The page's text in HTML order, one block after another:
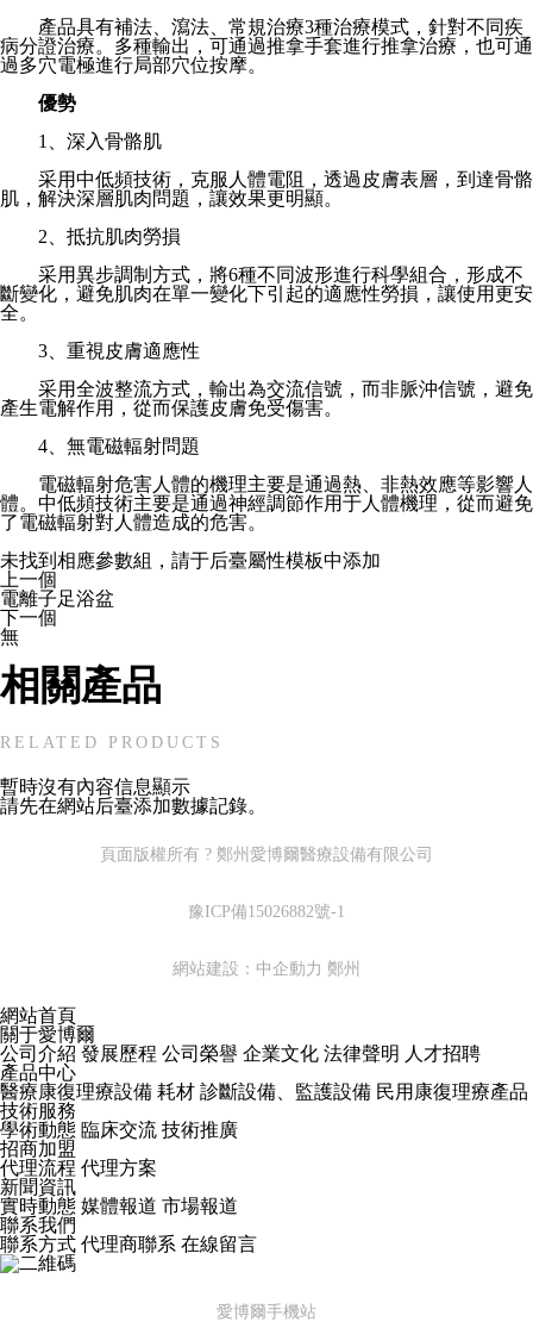
產品具有補法、瀉法、常規治療3種治療模式，針對不同疾
病分證治療。多種輸出，可通過推拿手套進行推拿治療，也可通
過多穴電極進行局部穴位按摩。
優勢
1、深入骨骼肌
采用中低頻技術，克服人體電阻，透過皮膚表層，到達骨骼
肌，解決深層肌肉問題，讓效果更明顯。
2、抵抗肌肉勞損
采用異步調制方式，將6種不同波形進行科學組合，形成不
斷變化，避免肌肉在單一變化下引起的適應性勞損，讓使用更安
全。
3、重視皮膚適應性
采用全波整流方式，輸出為交流信號，而非脈沖信號，避免
產生電解作用，從而保護皮膚免受傷害。
4、無電磁輻射問題
電磁輻射危害人體的機理主要是通過熱、非熱效應等影響人
體。中低頻技術主要是通過神經調節作用于人體機理，從而避免
了電磁輻射對人體造成的危害。
未找到相應參數組，請于后臺屬性模板中添加
上一個
電離子足浴盆
下一個
無
相關產品
RELATED PRODUCTS
暫時沒有內容信息顯示
請先在網站后臺添加數據記錄。
頁面版權所有 ? 鄭州愛博爾醫療設備有限公司
豫ICP備15026882號-1
網站建設：中企動力 鄭州
網站首頁
關于愛博爾
公司介紹 發展歷程 公司榮譽 企業文化 法律聲明 人才招聘
產品中心
醫療康復理療設備 耗材 診斷設備、監護設備 民用康復理療產品
技術服務
學術動態 臨床交流 技術推廣
招商加盟
代理流程 代理方案
新聞資訊
實時動態 媒體報道 市場報道
聯系我們
聯系方式 代理商聯系 在線留言
愛博爾手機站